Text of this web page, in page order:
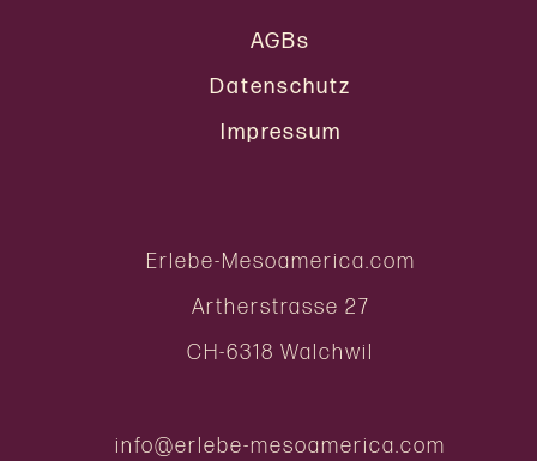
AGBs
Datenschutz
Impressum
Erlebe-Mesoamerica.com
Artherstrasse 27
CH-6318 Walchwil
info@erlebe-mesoamerica.com